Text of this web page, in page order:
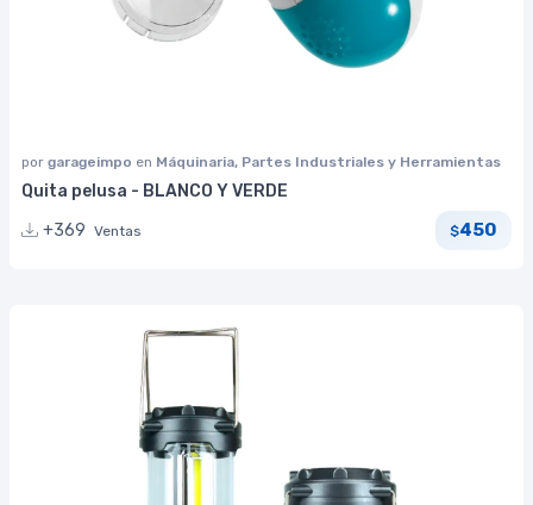
por garageimpo en Máquinaria, Partes Industriales y Herramientas
Quita pelusa - BLANCO Y VERDE
+369 Ventas $450